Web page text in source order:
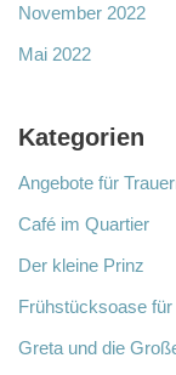
November 2022
Mai 2022
Kategorien
Angebote für
Café im Quartier
Der kleine Prinz
Frühstücksoase für
Greta und die